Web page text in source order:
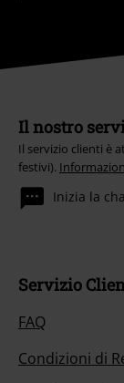
Il nostro
Il servizio clienti è
festivi).
Inizia la
Servizio
FAQ
Condizioni di